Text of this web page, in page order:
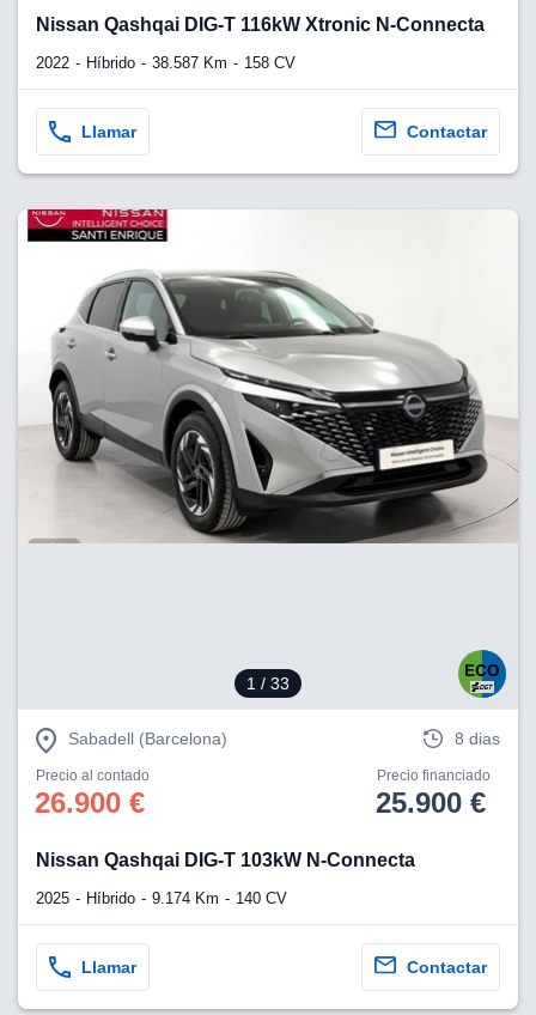
Nissan Qashqai DIG-T 116kW Xtronic N-Connecta
2022 Híbrido 38.587 Km 158 CV
Llamar Contactar
1 / 33
Sabadell (Barcelona) 8 dias
Precio al contado
26.900 €
Precio financiado
25.900 €
Nissan Qashqai DIG-T 103kW N-Connecta
2025 Híbrido 9.174 Km 140 CV
Llamar Contactar